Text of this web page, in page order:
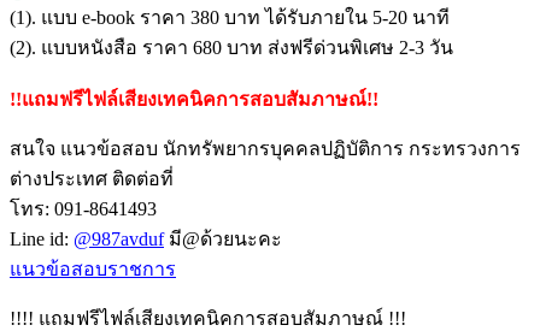
(1). แบบ e-book ราคา 380 บาท ได้รับภายใน 5-20 นาที
(2). แบบหนังสือ ราคา 680 บาท ส่งฟรีด่วนพิเศษ 2-3 วัน
!!แถมฟรีไฟล์เสียงเทคนิคการสอบสัมภาษณ์!!
สนใจ แนวข้อสอบ นักทรัพยากรบุคคลปฏิบัติการ กระทรวงการ
ต่างประเทศ ติดต่อที่
โทร: 091-8641493
Line id: @987avdufมี@ด้วยนะคะ
แนวข้อสอบราชการ
!!!! แถมฟรีไฟล์เสียงเทคนิคการสอบสัมภาษณ์ !!!